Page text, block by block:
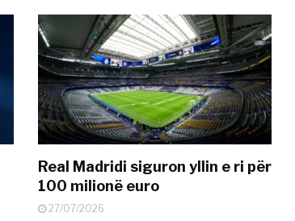
Real Madridi siguron yllin e ri për
100 milionë euro
27/07/2026